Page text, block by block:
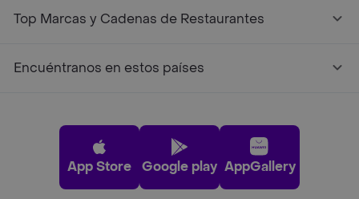
Top Marcas y Cadenas de Restaurantes
Encuéntranos en estos países
App Store Google play AppGallery